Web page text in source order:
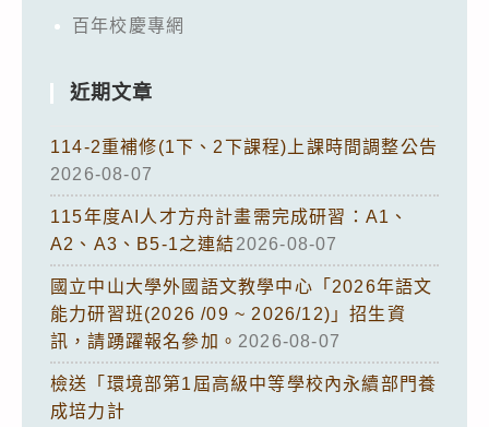
百年校慶專網
近期文章
114-2重補修(1下、2下課程)上課時間調整公告
2026-08-07
115年度AI人才方舟計畫需完成研習：A1、
A2、A3、B5-1之連結2026-08-07
國立中山大學外國語文教學中心「2026年語文
能力研習班(2026 /09 ~ 2026/12)」招生資
訊，請踴躍報名參加。 2026-08-07
檢送「環境部第1屆高級中等學校內永續部門養
成培力計